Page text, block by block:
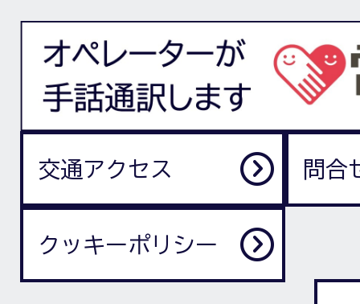
交通アクセス 問合
クッキーポリシー